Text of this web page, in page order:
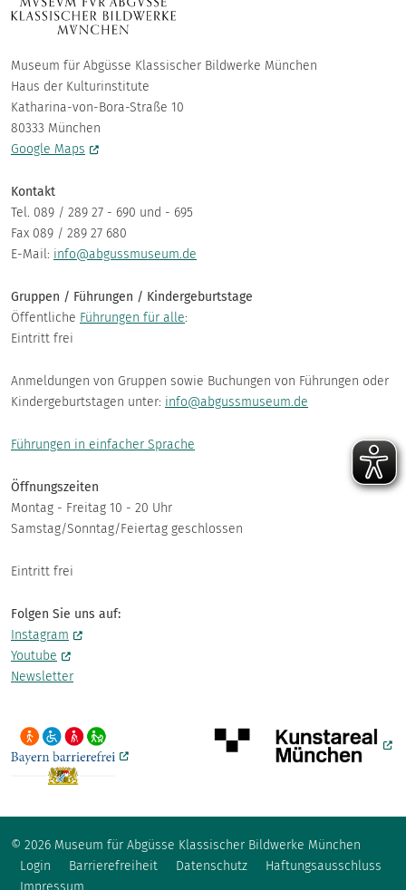
Museum für Abgüsse Klassischer Bildwerke München
Haus der Kulturinstitute
Katharina-von-Bora-Straße 10
80333 München
Google Maps
Kontakt
Tel. 089 / 289 27 - 690 und - 695
Fax 089 / 289 27 680
E-Mail: info@abgussmuseum.de
Gruppen / Führungen / Kindergeburtstage
Öffentliche Führungen für alle:
Eintritt frei
Anmeldungen von Gruppen sowie Buchungen von Führungen oder
Kindergeburtstagen unter: info@abgussmuseum.de
Führungen in einfacher Sprache
Öffnungszeiten
Montag - Freitag 10 - 20 Uhr
Samstag/Sonntag/Feiertag geschlossen
Eintritt frei
Folgen Sie uns auf:
Instagram
Youtube
Newsletter
© 2026 Museum für Abgüsse Klassischer Bildwerke München
Fußzeile
Login Barrierefreiheit Datenschutz
Haftungsausschluss
Impressum